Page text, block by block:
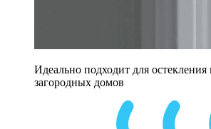
Идеально подходит для остекления
загородных домов